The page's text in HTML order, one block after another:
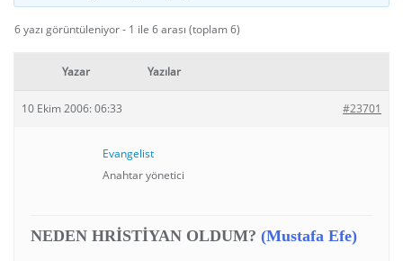
6 yazı görüntüleniyor - 1 ile 6 arası (toplam 6)
Yazar Yazılar
10 Ekim 2006: 06:33 #23701
Evangelist
Anahtar yönetici
NEDEN HRİSTİYAN OLDUM? (Mustafa Efe)